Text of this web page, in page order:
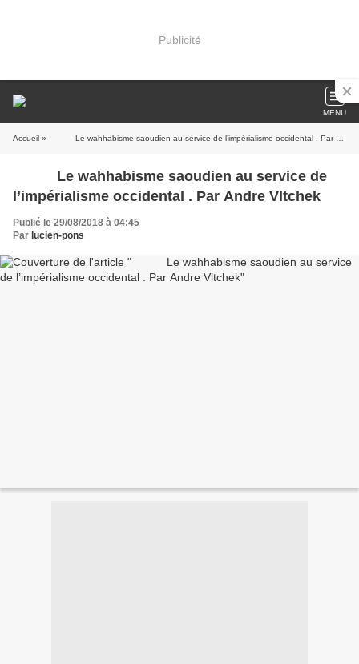
Publicité
MENU
Accueil » Le wahhabisme saoudien au service de l’impérialisme occidental . Par Andre Vltchek
Le wahhabisme saoudien au service de
l’impérialisme occidental . Par Andre Vltchek
Publié le 29/08/2018 à 04:45
Par lucien-pons